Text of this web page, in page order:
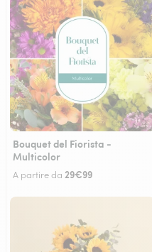
Bouquet del Fiorista -
Multicolor
A partire da 29€99